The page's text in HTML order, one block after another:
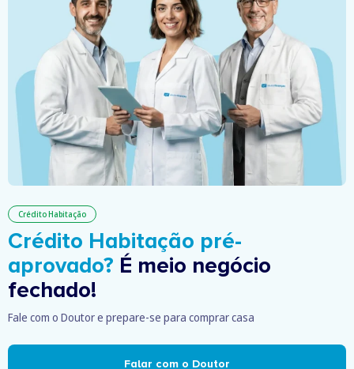
Crédito Habitação
Crédito Habitação pré-
aprovado? É meio negócio
fechado!
Fale com o Doutor e prepare-se para comprar casa
Falar com o Doutor